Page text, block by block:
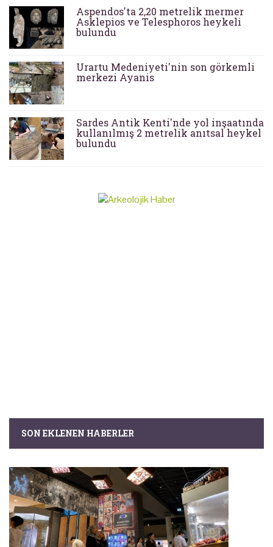
Aspendos'ta 2,20 metrelik mermer
Asklepios ve Telesphoros heykeli
bulundu
Urartu Medeniyeti'nin son görkemli
merkezi Ayanis
Sardes Antik Kenti'nde yol inşaatında
kullanılmış 2 metrelik anıtsal heykel
bulundu
SON EKLENEN HABERLER